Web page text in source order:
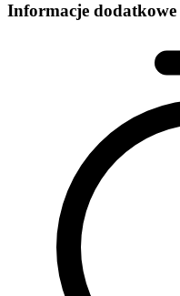
Informacje dodatkowe